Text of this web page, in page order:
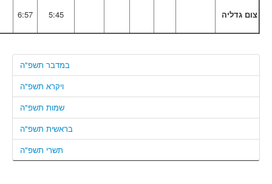
צום גדליה 5:45
6:57
במדבר תשפ"ה
ויקרא תשפ"ה
שמות תשפ"ה
בראשית תשפ"ה
תשרי תשפ"ה